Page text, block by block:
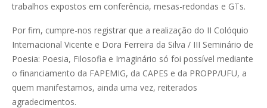
trabalhos expostos em conferência, mesas-redondas e GTs.
Por fim, cumpre-nos registrar que a realização do II Colóquio
Internacional Vicente e Dora Ferreira da Silva / III Seminário de
Poesia: Poesia, Filosofia e Imaginário só foi possível mediante
o financiamento da FAPEMIG, da CAPES e da PROPP/UFU, a
quem manifestamos, ainda uma vez, reiterados
agradecimentos.